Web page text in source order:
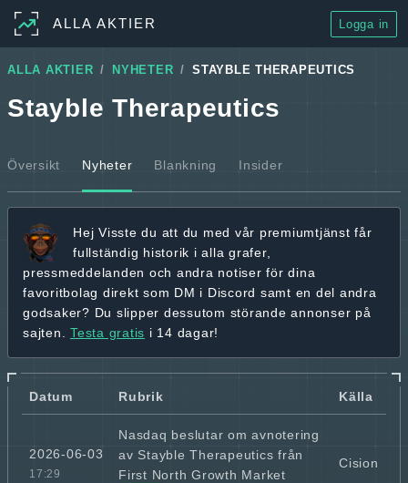
ALLA AKTIER Logga in
ALLA AKTIER NYHETER STAYBLE THERAPEUTICS
Stayble Therapeutics
Översikt Nyheter Blankning Insider
Hej Visste du att du med vår premiumtjänst får
fullständig historik i alla grafer,
pressmeddelanden och andra notiser för dina
favoritbolag direkt som DM i Discord samt en del andra
godsaker? Du slipper dessutom störande annonser på
sajten. Testa gratis i 14 dagar!
Datum Rubrik Källa
2026-06-03
17:29
Nasdaq beslutar om avnotering
av Stayble Therapeutics från
First North Growth Market
Cision